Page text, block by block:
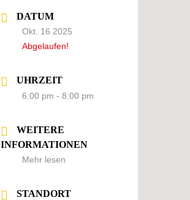
DATUM
Okt. 16 2025
Abgelaufen!
UHRZEIT
6:00 pm - 8:00 pm
WEITERE
INFORMATIONEN
Mehr lesen
STANDORT